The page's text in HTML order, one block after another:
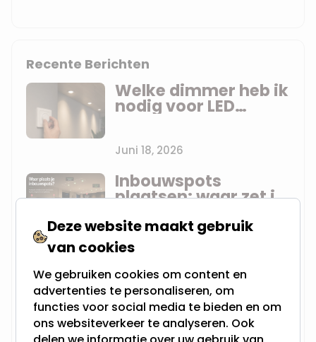
Recente Berichten
Welke dimmer heb ik
nodig voor LED
inbouwspots? Uitleg
Juni 18, 2026
Inbouwspots
plaatsen: waar zet je
per ruimte
Juni 17, 2026
Hoeveel
inbouwspots heb ik
nodig? De vuistregel
die anderen je niet
vertellen
Juni 09, 2026
Deze website maakt gebruik
van cookies
We gebruiken cookies om content en
advertenties te personaliseren, om
functies voor social media te bieden en om
ons websiteverkeer te analyseren. Ook